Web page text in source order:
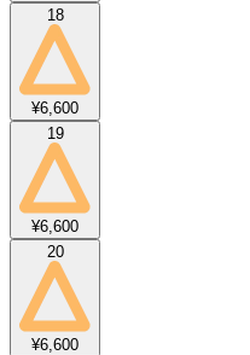
18
¥6,600
19
¥6,600
20
¥6,600